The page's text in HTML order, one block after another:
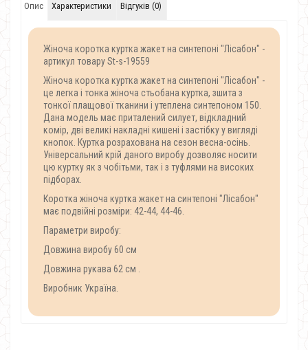
Опис Характеристики Відгуків (0)
Жіноча коротка куртка жакет на синтепоні "Лісабон" -
артикул товару St-s-19559
Жіноча коротка куртка жакет на синтепоні "Лісабон" -
це легка і тонка жіноча стьобана куртка, зшита з
тонкої плащової тканини і утеплена синтепоном 150.
Дана модель має приталений силует, відкладний
комір, дві великі накладні кишені і застібку у вигляді
кнопок. Куртка розрахована на сезон весна-осінь.
Універсальний крій даного виробу дозволяє носити
цю куртку як з чобітьми, так і з туфлями на високих
підборах.
Коротка жіноча куртка жакет на синтепоні "Лісабон"
має подвійні розміри: 42-44, 44-46.
Параметри виробу:
Довжина виробу 60 см
Довжина рукава 62 см .
Виробник Україна.